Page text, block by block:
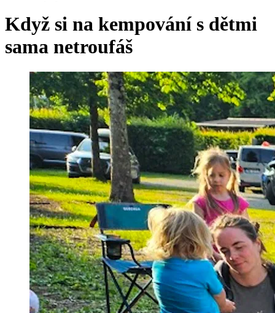
Když si na kempování s dětmi
sama netroufáš